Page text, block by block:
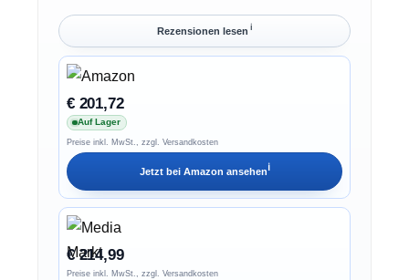
Rezensionen lesen ℹ︎
€ 201,72
Auf Lager
Preise inkl. MwSt., zzgl. Versandkosten
Jetzt bei Amazon ansehenℹ︎
€ 214,99
Preise inkl. MwSt., zzgl. Versandkosten